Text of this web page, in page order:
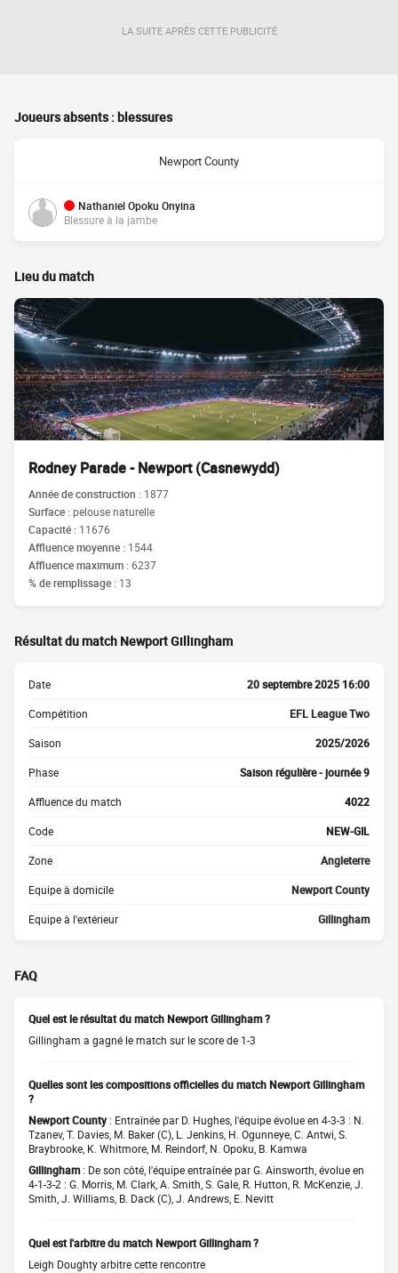
LA SUITE APRÈS CETTE PUBLICITÉ
Joueurs absents : blessures
Newport County
Nathaniel Opoku Onyina
Blessure à la jambe
Lieu du match
Rodney Parade - Newport (Casnewydd)
Année de construction : 1877
Surface :pelouse naturelle
Capacité : 11676
Affluence moyenne : 1544
Affluence maximum :6237
% de remplissage : 13
Résultat du match Newport Gillingham
Date 20 septembre 2025 16:00
Compétition EFL League Two
Saison 2025/2026
Phase Saison régulière - journée 9
Affluence du match 4022
Code NEW-GIL
Zone Angleterre
Equipe à domicile Newport County
Equipe à l'extérieur Gillingham
FAQ
Quel est le résultat du match Newport Gillingham ?
Gillingham a gagné le match sur le score de 1-3
Quelles sont les compositions officielles du match Newport Gillingham
?
Newport County: Entraînée par D. Hughes, l'équipe évolue en 4-3-3 : N.
Tzanev, T. Davies, M. Baker (C), L. Jenkins, H. Ogunneye, C. Antwi, S.
Braybrooke, K. Whitmore, M. Reindorf, N. Opoku, B. Kamwa
Gillingham: De son côté, l'équipe entraînée par G. Ainsworth, évolue en
4-1-3-2 : G. Morris, M. Clark, A. Smith, S. Gale, R. Hutton, R. McKenzie, J.
Smith, J. Williams, B. Dack (C), J. Andrews, E. Nevitt
Quel est l'arbitre du match Newport Gillingham ?
Leigh Doughty arbitre cette rencontre